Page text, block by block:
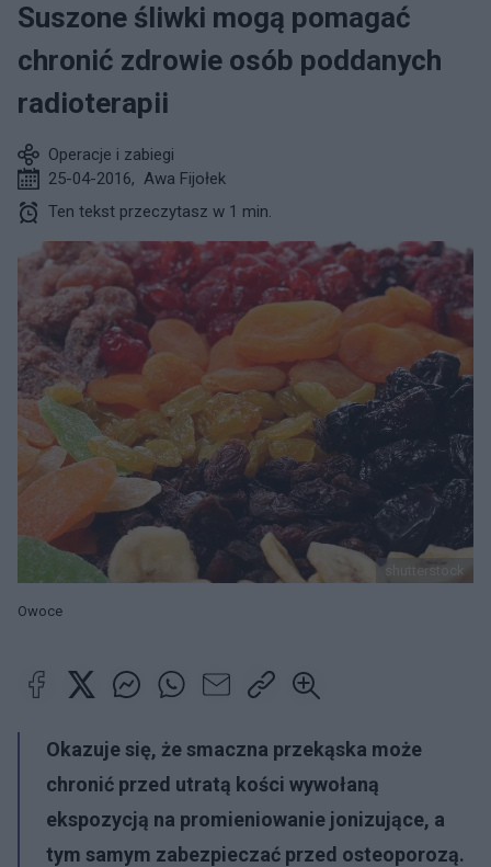
Suszone śliwki mogą pomagać
chronić zdrowie osób poddanych
radioterapii
Operacje i zabiegi
25-04-2016, Awa Fijołek
Ten tekst przeczytasz w 1 min.
shutterstock
Owoce
Okazuje się, że smaczna przekąska może
chronić przed utratą kości wywołaną
ekspozycją na promieniowanie jonizujące, a
tym samym zabezpieczać przed osteoporozą.